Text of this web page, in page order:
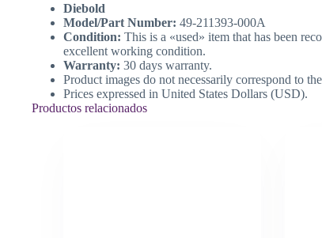
Diebold
Model/Part Number: 49-211393-000A
Condition: This is a «used» item that has been
excellent working condition.
Warranty: 30 days warranty.
Product images do not necessarily correspond to
Prices expressed in United States Dollars (USD).
Productos relacionados